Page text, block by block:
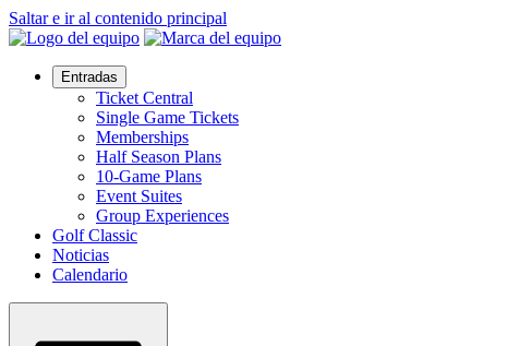
Saltar e ir al contenido principal
Entradas
Ticket Central
Single Game Tickets
Memberships
Half Season Plans
10-Game Plans
Event Suites
Group Experiences
Golf Classic
Noticias
Calendario